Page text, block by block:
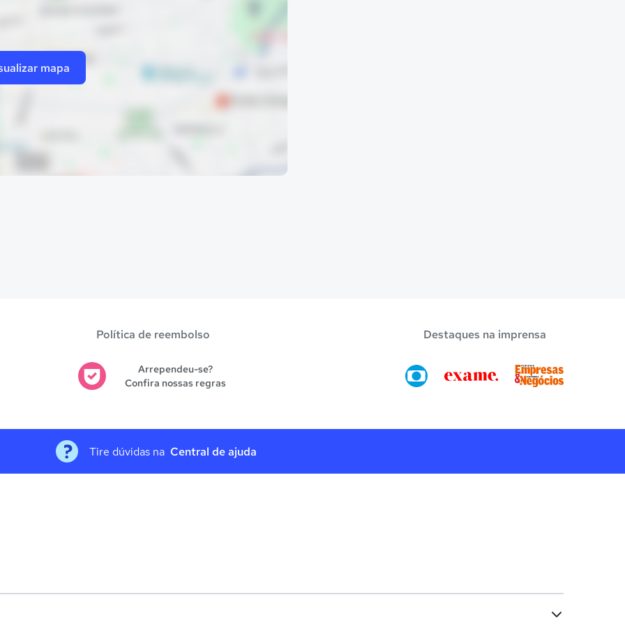
mapa
Política de reembolso
Arrependeu-se?
Confira nossas regras
Destaques na imprensa
Tire dúvidas na Central de ajuda